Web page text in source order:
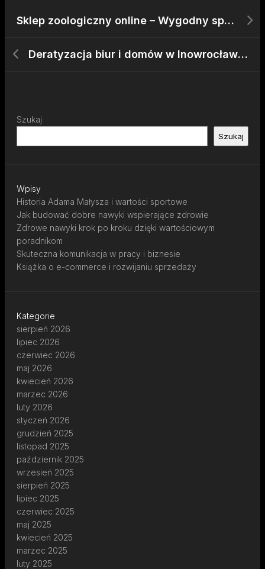
Sklep zoologiczny online – Wygodny sposób na zakupy dla kotów|Pupile – Znajdź najlepsze produkty w sklepie zoologicznym|Sklep zoologiczny online – Szeroka gama dla Twojego pupila|Sklep zoologiczny – Najlepsze produkty dla psów|Zakupy w sklepie internetowym – Co warto kupić|Sklep zoologiczny – Najlepsze akcesoria w atrakcyjnych cenach|Sklep online – Oferta karm, smakołyków i zabawek dla psów|Sklep internetowy – Wszystko dla Twojego pupila|Sklep internetowy – Zadbaj o dla swojego kota|Sklep zoologiczny – Bezproblemowe zakupy dla każdego pupila|Sklep internetowy – Wszystko, czego potrzebujesz dla gryzonia|Sklep internetowy – Produkty dla pupili w jednym miejscu|Sklep zoologiczny – Zakupy w przystępnych cenach dla każdego zwierzęcia|Sklep zoologiczny online – Wybierz najlepsze produkty dla swojego gryzonia|Sklep zoologiczny online – Szeroka oferta produktów dla kotów|Sklep zoologiczny online – Zaufany sklep z akcesoriami dla zwierząt|Sklep w sieci – Znajdź akcesoria, które spełnią oczekiwania Twojego zwierzaka|Sklep internetowy – Zakupy dla gryzoni|Sklep internetowy – Wszystko, czego potrzebujesz dla Twojego pupila|Sklep zoologiczny online – Jakość w każdym zakupie dla psów|Sklep zoologiczny online – Najnowsze akcesoria w promocjach|Sklep zoologiczny – Bogaty wybór dla Twojego gryzonia|Sklep zoologiczny online – Znajdź produkty, które spełnią oczekiwania Twojego pupila|Sklep zoologiczny – Atrakcyjne oferty dla każdego miłośnika zwierząt|Sklep zoologiczny online – Dla Twojego pupila w jednym miejscu|Sklep zoologiczny online – Poradnik w zakupach dla psów|Sklep internetowy – Zakupy produktów dla Twoich zwierzaków|Sklep internetowy – Niezbędne akcesoria dla kota|Sklep zoologiczny online – Najlepsze produkty dla kotów
Deratyzacja biur i domów w Inowrocławiu – szybka reakcja na problem gryzoni w Inowrocławiu
Szukaj
Szukaj
Wpisy
Historia Adama Małysza i wartości sportowe
Jak budować dobre nawyki wspierające zdrowie
Zdrowe nawyki krok po kroku dzięki wartościowym
poradnikom
Skuteczna komunikacja w pracy i biznesie
Książka o e-commerce i rozwijaniu sprzedaży
Kategorie
sierpień 2026
lipiec 2026
czerwiec 2026
maj 2026
kwiecień 2026
marzec 2026
luty 2026
styczeń 2026
grudzień 2025
listopad 2025
październik 2025
wrzesień 2025
sierpień 2025
lipiec 2025
czerwiec 2025
maj 2025
kwiecień 2025
marzec 2025
luty 2025